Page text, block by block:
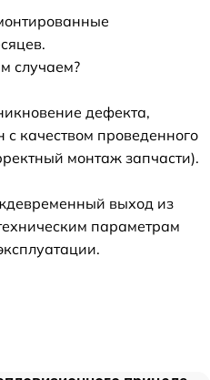
случаем?
дефекта,
с качеством проведенного
монтаж запчасти).
выход из
параметрам